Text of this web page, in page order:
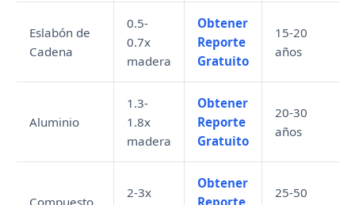
Eslabón de
Cadena
0.5-
0.7x
madera
Obtener
Reporte
Gratuito
15-20
años
Aluminio
1.3-
1.8x
madera
Obtener
Reporte
Gratuito
20-30
años
2-3x
Obtener
25-50